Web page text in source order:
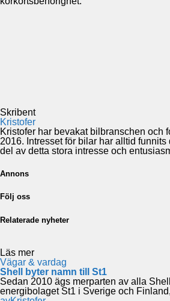
Skribent
Kristofer
Kristofer har bevakat bilbranschen och
2016. Intresset för bilar har alltid funnits
del av detta stora intresse och
Annons
Följ oss
Relaterade nyheter
Läs mer
Vägar & vardag
Shell byter namn till St1
Sedan 2010 ägs merparten av alla
energibolaget St1 i Sverige och